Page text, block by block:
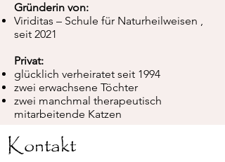
Gründerin von:
Viriditas – Schule für Naturheilweisen ,
seit 2021
Privat:
glücklich verheiratet seit 1994
zwei erwachsene Töchter
zwei manchmal therapeutisch
mitarbeitende Katzen
Kontakt